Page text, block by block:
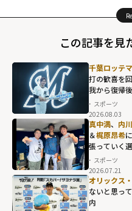
この記事を見
千葉ロッテ
打の歓喜を
我から復帰
スポーツ
2026.08.03
真中満、 内
＆梶原昂希
張っていく選
スポーツ
2026.07.21
オリックス
ないと思っ
内